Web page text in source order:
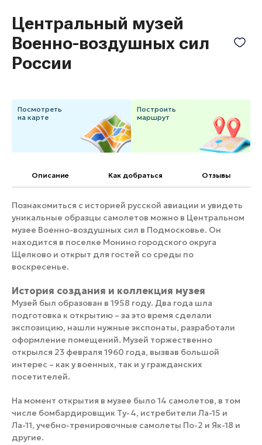
Горнолыжные клубы
Спецпроекты
Инвестиционный портал
Федоскинская фабрика
Золотое кольцо России
Войти
Инвесторам
Особо охраняемые
природные территории
Центральный музей
Военно-воздушных сил
России
Посмотреть
на карте
Построить
маршрут
Описание Как добраться Отзывы
Познакомиться с историей русской авиации и увидеть
уникальные образцы самолетов можно в Центральном
музее Военно-воздушных сил в Подмосковье. Он
находится в поселке Монино городского округа
Щелково и открыт для гостей со среды по
воскресенье.
История создания и коллекция музея
Музей был образован в 1958 году. Два года шла
подготовка к открытию – за это время сделали
экспозицию, нашли нужные экспонаты, разработали
оформление помещений. Музей торжественно
открылся 23 февраля 1960 года, вызвав большой
интерес – как у военных, так и у гражданских
посетителей.
На момент открытия в музее было 14 самолетов, в том
числе бомбардировщик Ту-4, истребители Ла-15 и
Ла-11, учебно-тренировочные самолеты По-2 и Як-18 и
другие.